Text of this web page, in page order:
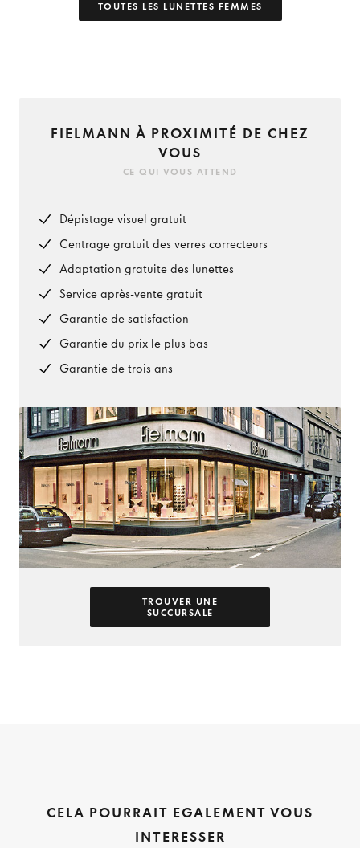
TOUTES LES LUNETTES FEMMES
FIELMANN À PROXIMITÉ DE CHEZ
VOUS
CE QUI VOUS ATTEND
Dépistage visuel gratuit
Centrage gratuit des verres correcteurs
Adaptation gratuite des lunettes
Service après-vente gratuit
Garantie de satisfaction
Garantie du prix le plus bas
Garantie de trois ans
TROUVER UNE
SUCCURSALE
CELA POURRAIT EGALEMENT VOUS
INTERESSER